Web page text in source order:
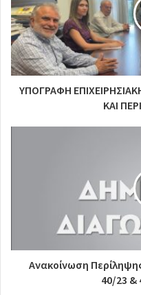
ΥΠΟΓΡΑΦΗ
ΚΑΙ
Ανακοίνωση
40/23